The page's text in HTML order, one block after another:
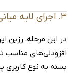
۳. اجرای لایه میانی (BODY COAT)
در این مرحله، رزین
افزودنی‌های مناسب
بسته به نوع کاربری